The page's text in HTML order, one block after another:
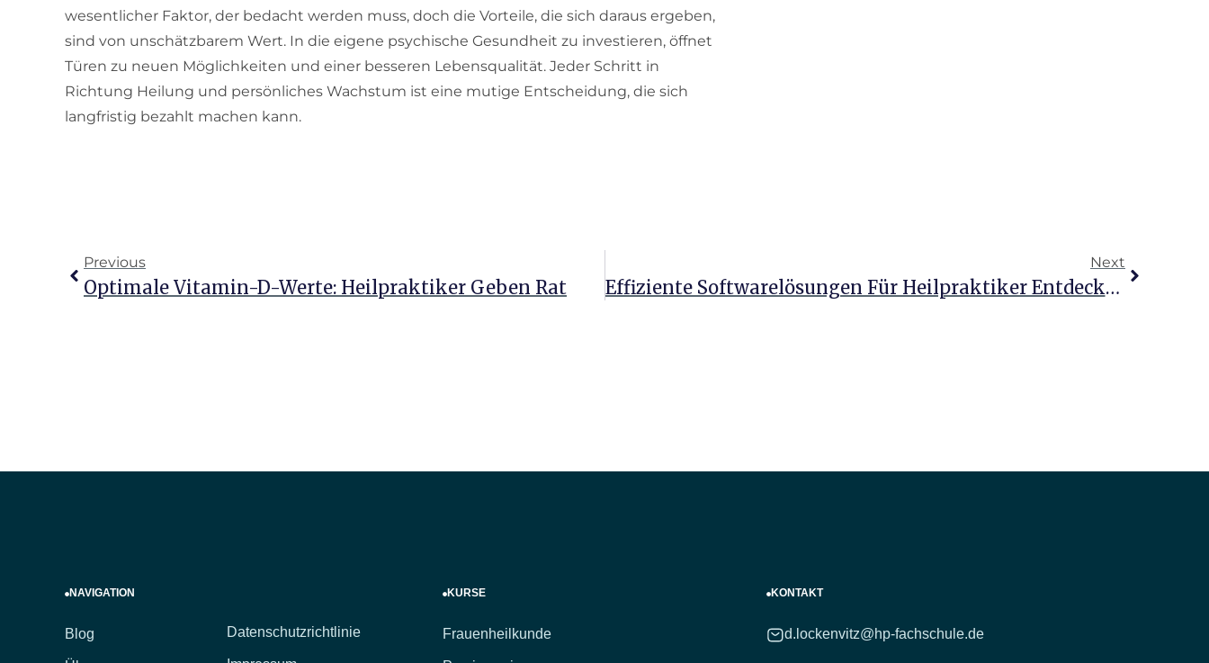
wesentlicher Faktor, der bedacht werden muss, doch die Vorteile, die sich daraus ergeben,
sind von unschätzbarem Wert. In die eigene psychische Gesundheit zu investieren, öffnet
Türen zu neuen Möglichkeiten und einer besseren Lebensqualität. Jeder Schritt in
Richtung Heilung und persönliches Wachstum ist eine mutige Entscheidung, die sich
langfristig bezahlt machen kann.
Previous
Optimale Vitamin-D-Werte: Heilpraktiker Geben Rat
Next
Effiziente Softwarelösungen Für Heilpraktiker Entdecken
NAVIGATION
Blog Datenschutzrichtlinie
KURSE
Frauenheilkunde
KONTAKT
d.lockenvitz@hp-fachschule.de